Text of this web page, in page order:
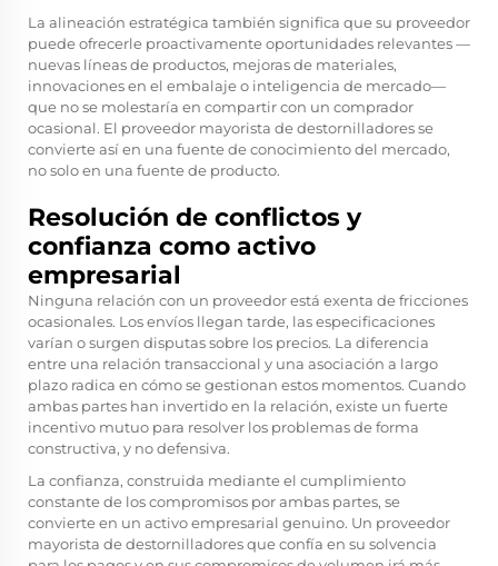
La alineación estratégica también significa que su proveedor
puede ofrecerle proactivamente oportunidades relevantes —
nuevas líneas de productos, mejoras de materiales,
innovaciones en el embalaje o inteligencia de mercado—
que no se molestaría en compartir con un comprador
ocasional. El proveedor mayorista de destornilladores se
convierte así en una fuente de conocimiento del mercado,
no solo en una fuente de producto.
Resolución de conflictos y
confianza como activo
empresarial
Ninguna relación con un proveedor está exenta de fricciones
ocasionales. Los envíos llegan tarde, las especificaciones
varían o surgen disputas sobre los precios. La diferencia
entre una relación transaccional y una asociación a largo
plazo radica en cómo se gestionan estos momentos. Cuando
ambas partes han invertido en la relación, existe un fuerte
incentivo mutuo para resolver los problemas de forma
constructiva, y no defensiva.
La confianza, construida mediante el cumplimiento
constante de los compromisos por ambas partes, se
convierte en un activo empresarial genuino. Un proveedor
mayorista de destornilladores que confía en su solvencia